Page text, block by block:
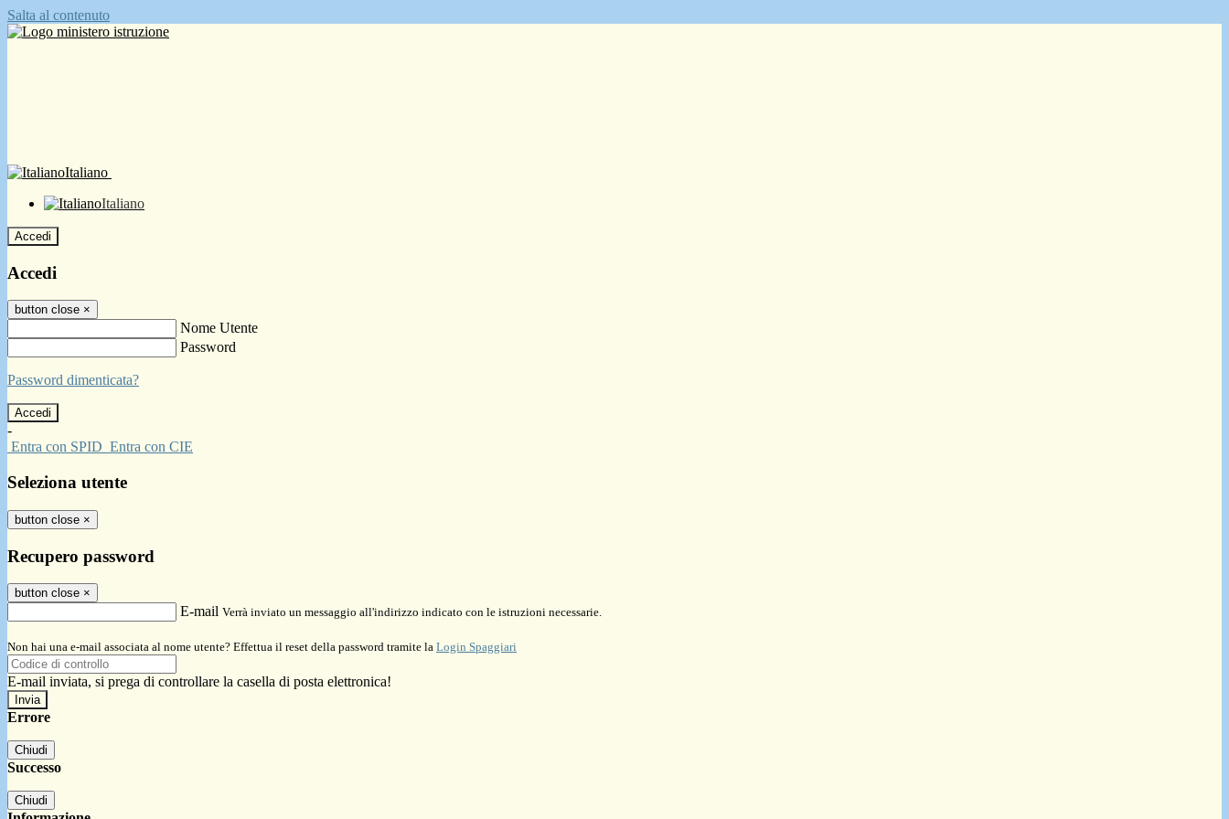
Salta al contenuto
Italiano
Italiano
Accedi
Accedi
button close ×
Nome Utente
Password
Password dimenticata?
-
Entra con SPID Entra con CIE
Seleziona utente
button close ×
Recupero password
button close ×
E-mail Verrà inviato un messaggio all'indirizzo indicato con le istruzioni necessarie.
Non hai una e-mail associata al nome utente? Effettua il reset della password tramite la Login Spaggiari
E-mail inviata, si prega di controllare la casella di posta elettronica!
Errore
Chiudi
Successo
Chiudi